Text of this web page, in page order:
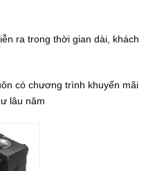
ra trong thời gian dài, khách
có chương trình khuyến mãi
lâu năm